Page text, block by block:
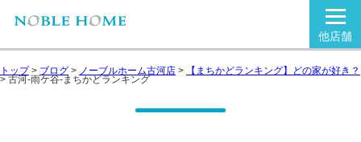
他店舗
トップ> ブログ > ノーブルホーム古河店 > 【まちかどランキング】どの家が好き？
> 古河-雨ケ谷-まちかどランキング